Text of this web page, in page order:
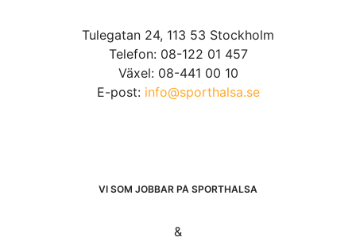
Tulegatan 24, 113 53 Stockholm
Telefon: 08-122 01 457
Växel: 08-441 00 10
E-post: info@sporthalsa.se
VI SOM JOBBAR PÅ SPORTHÄLSA
&